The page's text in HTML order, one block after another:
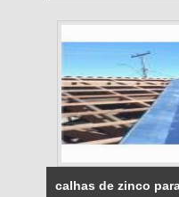
calhas de zinco